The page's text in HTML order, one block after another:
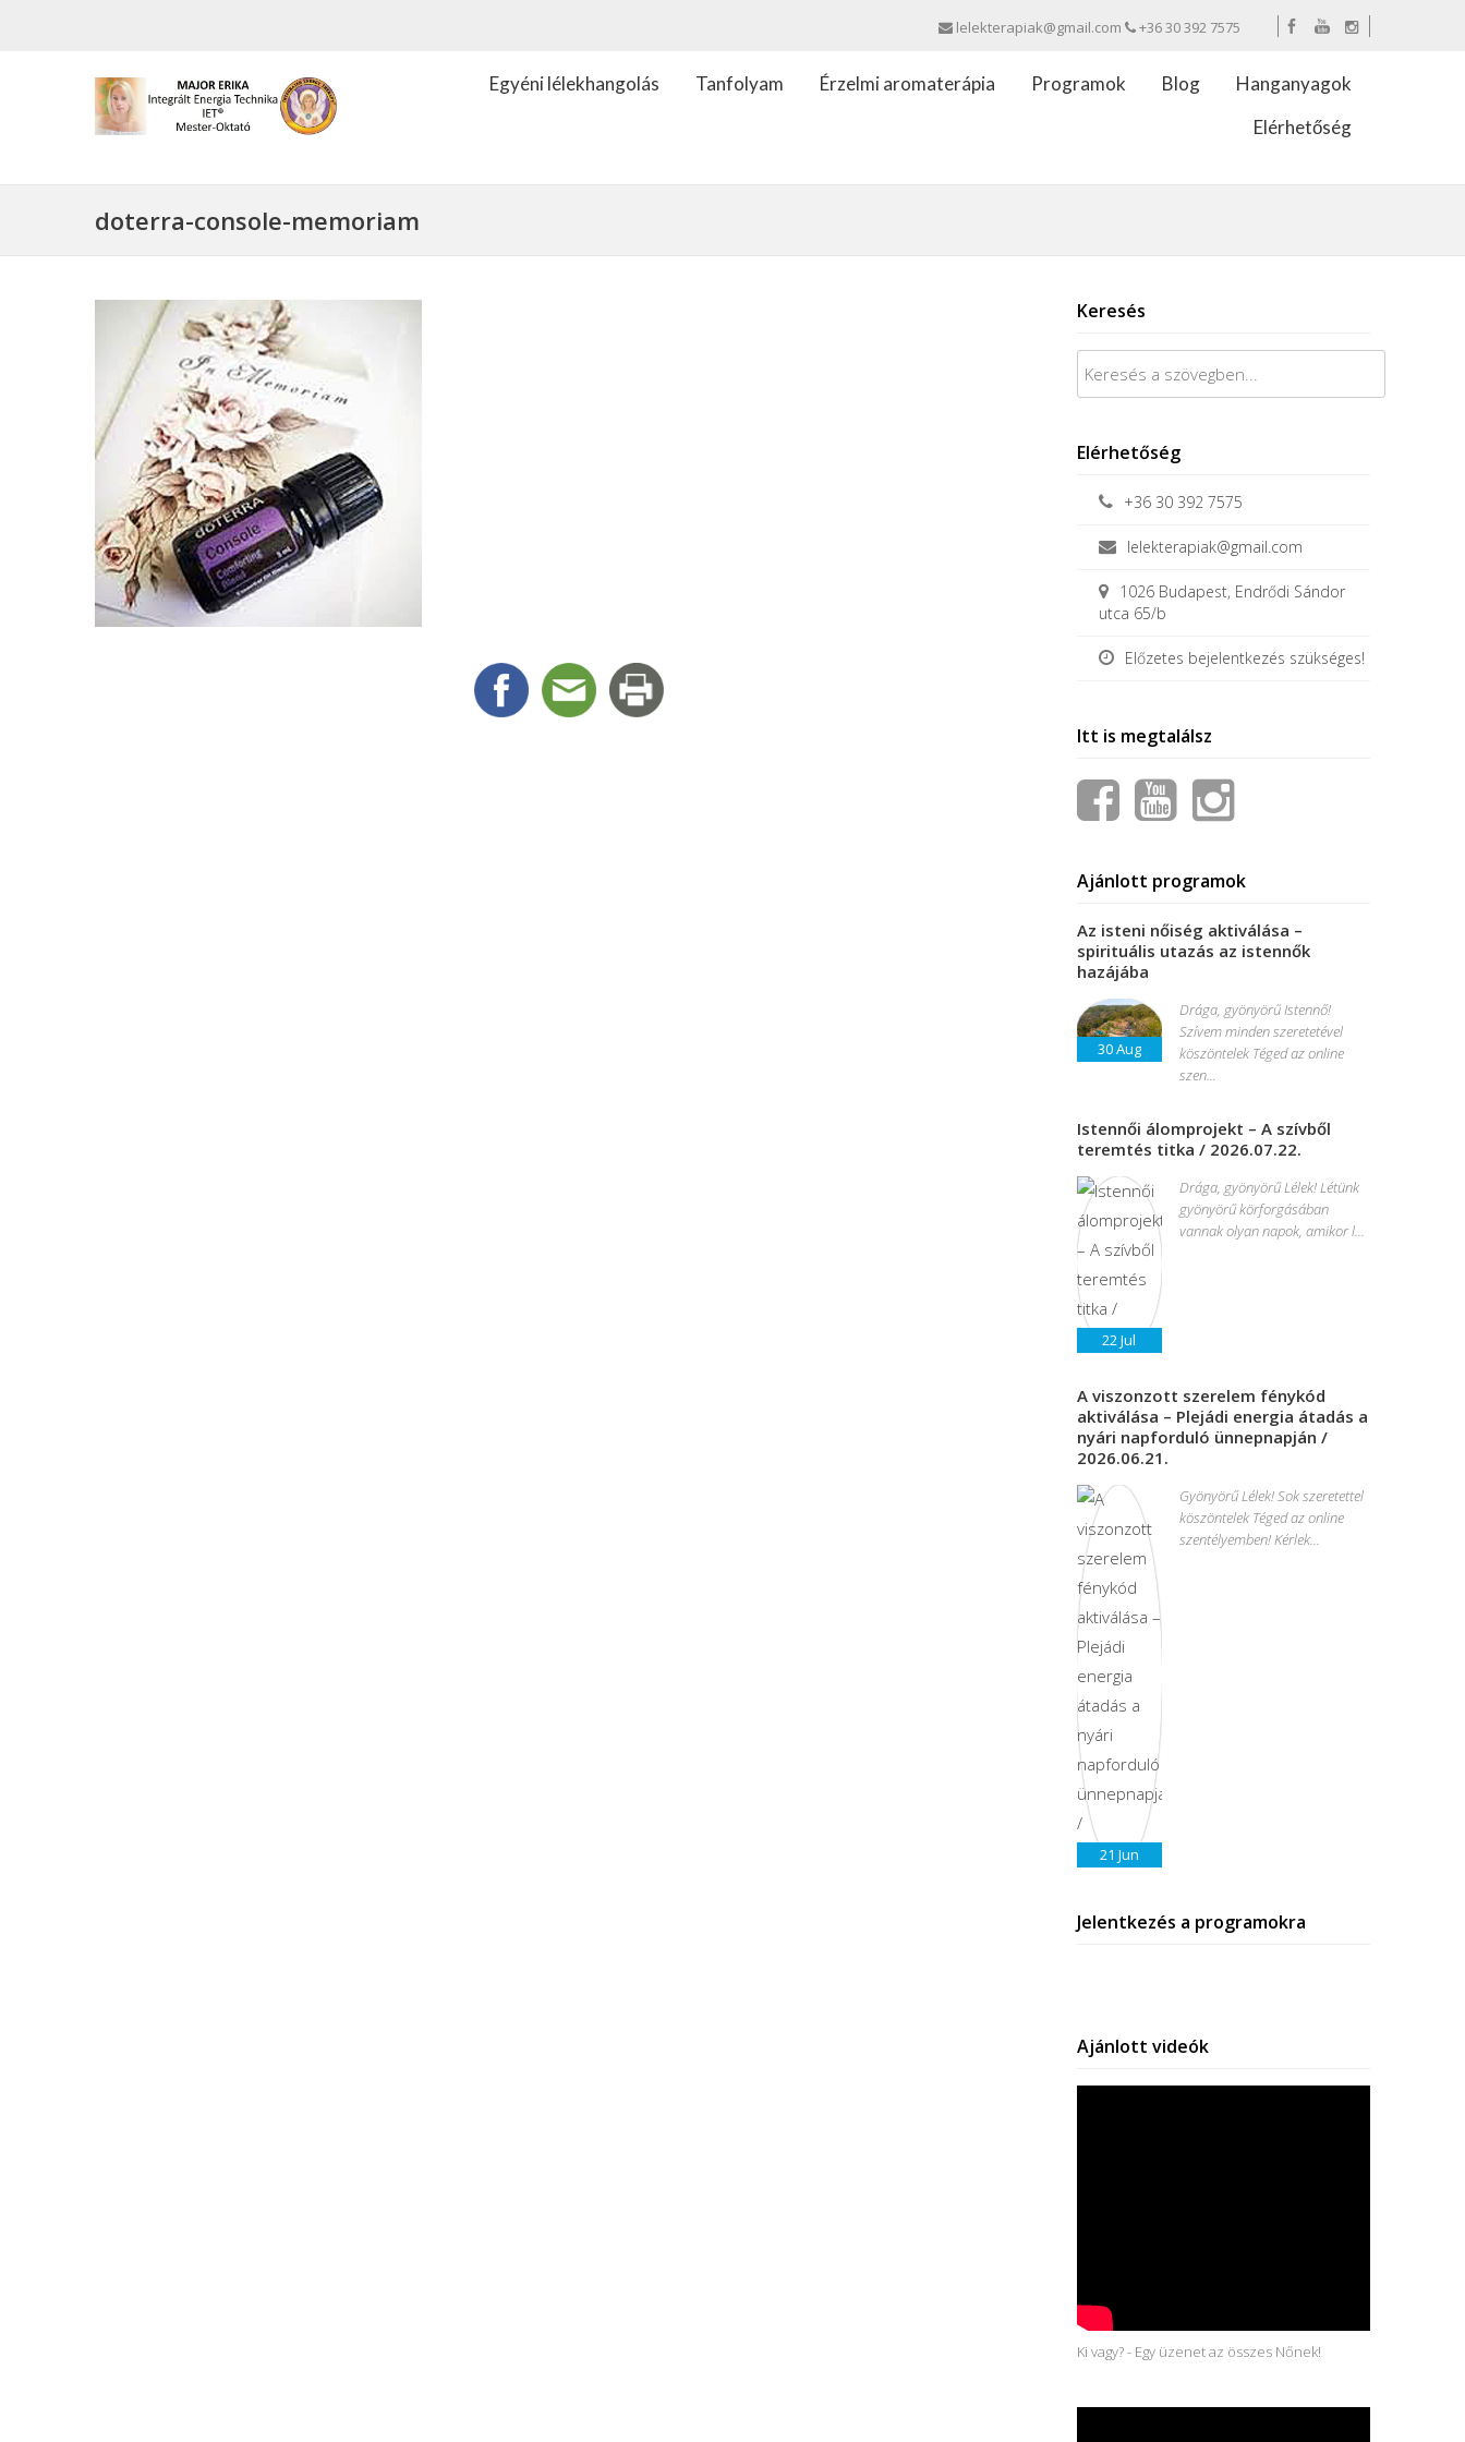
lelekterapiak@gmail.com +36 30 392 7575
Egyéni lélekhangolás Tanfolyam Érzelmi aromaterápia Programok Blog
Hanganyagok
Elérhetőség
doterra-console-memoriam
Keresés
Keresés:
Elérhetőség
+36 30 392 7575
lelekterapiak@gmail.com
1026 Budapest, Endrődi Sándor
utca 65/b
Előzetes bejelentkezés szükséges!
Itt is megtalálsz
Ajánlott programok
Az isteni nőiség aktiválása –
spirituális utazás az istennők
hazájába
30Aug
Drága, gyönyörű Istennő!
Szívem minden szeretetével
köszöntelek Téged az online
szen...
Istennői álomprojekt – A szívből
teremtés titka / 2026.07.22.
22Jul
Drága, gyönyörű Lélek! Létünk
gyönyörű körforgásában
vannak olyan napok, amikor l...
A viszonzott szerelem fénykód
aktiválása – Plejádi energia átadás a
nyári napforduló ünnepnapján /
2026.06.21.
21 Jun
Gyönyörű Lélek! Sok szeretettel
köszöntelek Téged az online
szentélyemben! Kérlek...
Jelentkezés a programokra
Ajánlott videók
Ki vagy? - Egy üzenet az összes Nőnek!